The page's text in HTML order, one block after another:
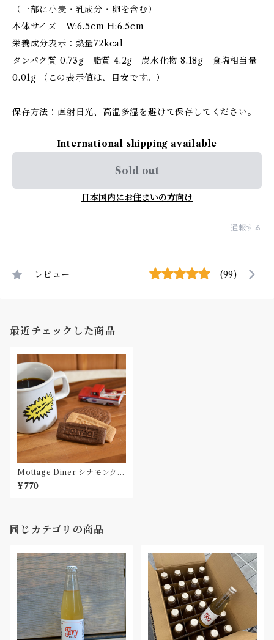
（一部に小麦・乳成分・卵を含む）
本体サイズ W:6.5cm H:6.5cm
栄養成分表示：熱量72kcal
タンパク質 0.73g 脂質 4.2g 炭水化物 8.18g 食塩相当量
0.01g （この表示値は、目安です。）
保存方法：直射日光、高温多湿を避けて保存してください。
International shipping available
Sold out
日本国内にお住まいの方向け
通報する
レビュー (99)
最近チェックした商品
Mottage Diner シナモンクッ
キー
¥770
同じカテゴリの商品